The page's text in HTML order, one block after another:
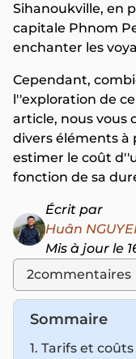
Sihanoukville, en
capitale Phnom
enchanter les
Cependant,
l''exploration de
article, nous vous
divers éléments
estimer le coût
fonction de sa
Écrit par
Huân
Mis à jour le
2commentaires
Sommaire
1. Tarifs et